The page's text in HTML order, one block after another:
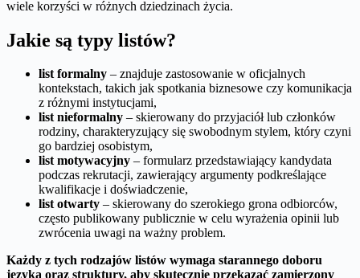
wiele korzyści w różnych dziedzinach życia.
Jakie są typy listów?
list formalny – znajduje zastosowanie w oficjalnych
kontekstach, takich jak spotkania biznesowe czy komunikacja
z różnymi instytucjami,
list nieformalny – skierowany do przyjaciół lub członków
rodziny, charakteryzujący się swobodnym stylem, który czyni
go bardziej osobistym,
list motywacyjny – formularz przedstawiający kandydata
podczas rekrutacji, zawierający argumenty podkreślające
kwalifikacje i doświadczenie,
list otwarty – skierowany do szerokiego grona odbiorców,
często publikowany publicznie w celu wyrażenia opinii lub
zwrócenia uwagi na ważny problem.
Każdy z tych rodzajów listów wymaga starannego doboru
języka oraz struktury, aby skutecznie przekazać zamierzony